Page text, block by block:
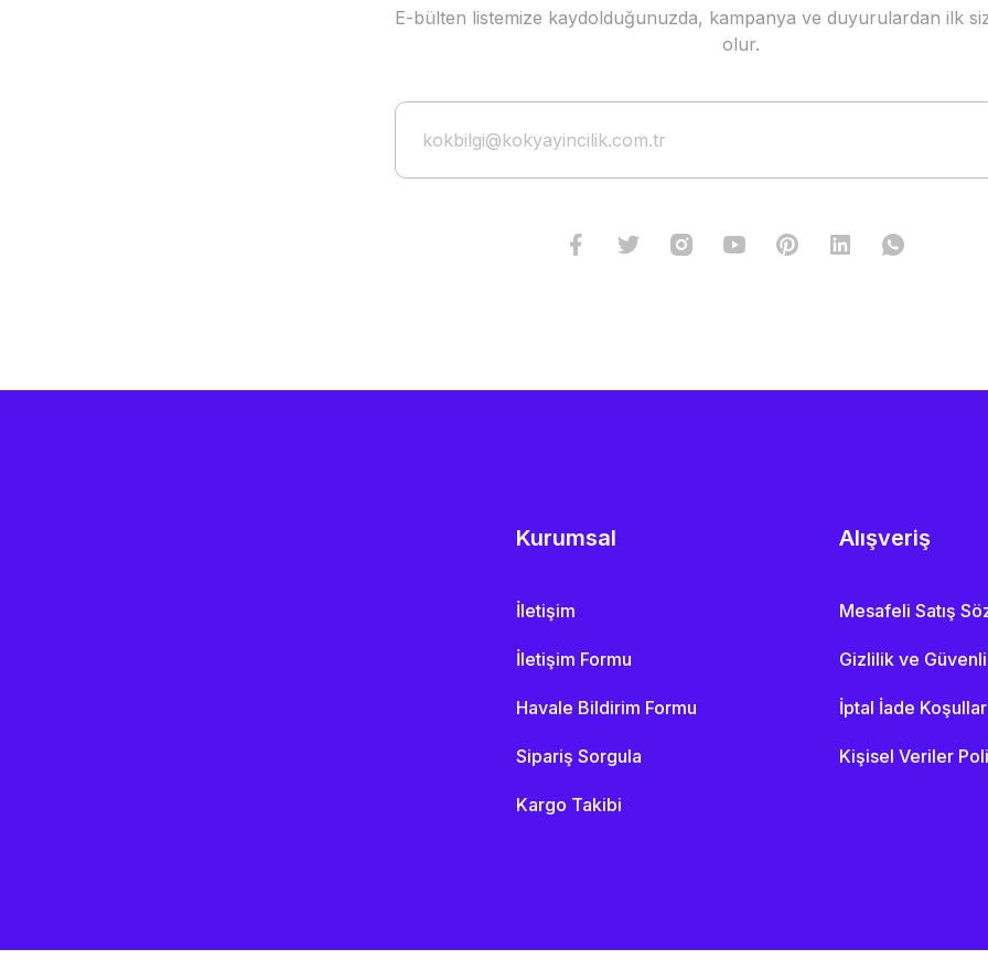
Gönder
E-bülten listemize kaydolduğunuzda, kampanya ve duyurulardan ilk
olur.
Kurumsal
İletişim
İletişim Formu
Havale Bildirim Formu
Sipariş Sorgula
Kargo Takibi
Alışveriş
Mesafeli Satış
Gizlilik ve
İptal İade
Kişisel Veriler